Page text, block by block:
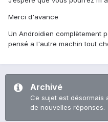
Merci d'avance
Un Androidien complètement
pensé a l'autre machin tout
Archivé
Ce sujet est
de nouvelles réponses.